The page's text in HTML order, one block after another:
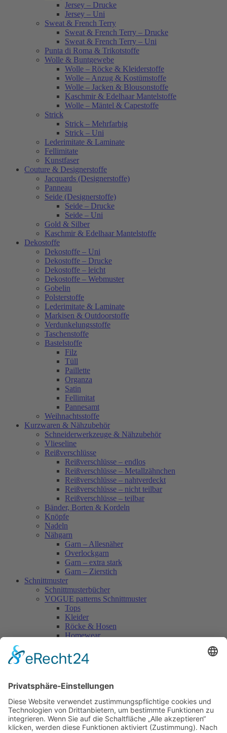
Jersey – Drucke
Jersey – Uni
Sweat & French Terry
Sweat & French Terry – Drucke
Sweat & French Terry – Uni
Punta di Roma & Trikotstoffe
Wolle & Buntgewebe
Wolle – Röcke & Kleiderstoffe
Wolle – Anzug & Kostümstoffe
Wolle – Jacken & Blousonstoffe
Kaschmir & Edelhaar Mantelstoffe
Wolle – Mäntel & Capestoffe
Strick
Strick – Mehrfarbig
Strick – Uni
Lederimitate & Laminate
Fellimitate
Kunstfaser
Couture & Designerstoffe
Jacquards (Designerstoffe)
Panneau
Seide (Designerstoffe)
Seide – Drucke
Seide – Uni
Gold & Silber
Kaschmir & Edelhaar Mantelstoffe
Dekostoffe
Dekostoffe – Uni
Dekostoffe – Drucke
Dekostoffe – leicht
Dekostoffe – Webmuster
Gobelin
Polsterstoffe
Lederimitate & Laminate
Markisen & Outdoorstoffe
Verdunkelungsstoffe
Taschenstoffe
Bastelstoffe
Filz
Tüll
Paillette
Organza
Satin
Fellimitat
Pannesamt
Weihnachtsstoffe
Kurzwaren & Nähzubehör
Schneiderwerkzeuge & Nähzubehör
Vlieseline
Reißverschlüsse
Reißverschlüsse – endlos
Reißverschlüsse – Metallzähnchen
Reißverschlüsse – nahtverdeckt
Reißverschlüsse – nicht teilbar
Reißverschlüsse – teilbar
Bänder, Borten & Kordeln
Knöpfe
Nadeln
Nähgarn
Garn – Allesnäher
Overlockgarn
Garn – extra stark
Garn – Zierstich
Schnittmuster
Schnittmusterbücher
VOGUE patterns Schnittmuster
Tops
Kleider
Röcke & Hosen
Homewear
Vogue Vintage
Herren
Accessoires
Einzelschnittmuster Burda
Tops
Kleider
Röcke & Hosen
Homewear